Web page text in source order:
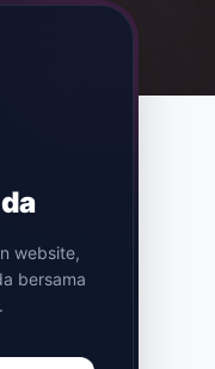
website,
bersama